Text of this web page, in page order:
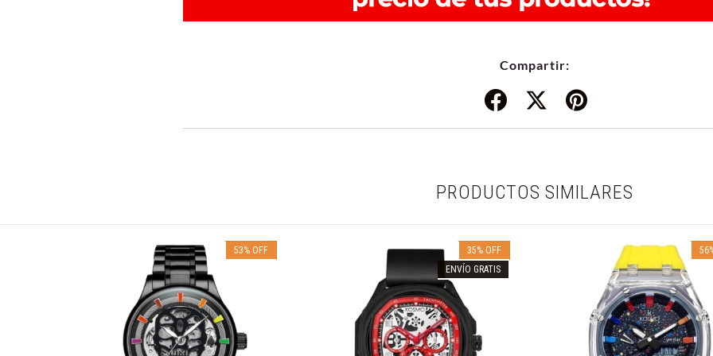
Compartir:
PRODUCTOS SIMILARES
53% OFF 35% OFF
ENVÍO GRATIS
56